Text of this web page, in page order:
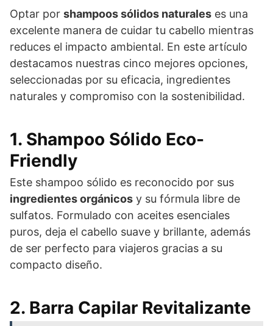
Optar por shampoos sólidos naturales es una
excelente manera de cuidar tu cabello mientras
reduces el impacto ambiental. En este artículo
destacamos nuestras cinco mejores opciones,
seleccionadas por su eficacia, ingredientes
naturales y compromiso con la sostenibilidad.
1. Shampoo Sólido Eco-
Friendly
Este shampoo sólido es reconocido por sus
ingredientes orgánicos y su fórmula libre de
sulfatos. Formulado con aceites esenciales
puros, deja el cabello suave y brillante, además
de ser perfecto para viajeros gracias a su
compacto diseño.
2. Barra Capilar Revitalizante